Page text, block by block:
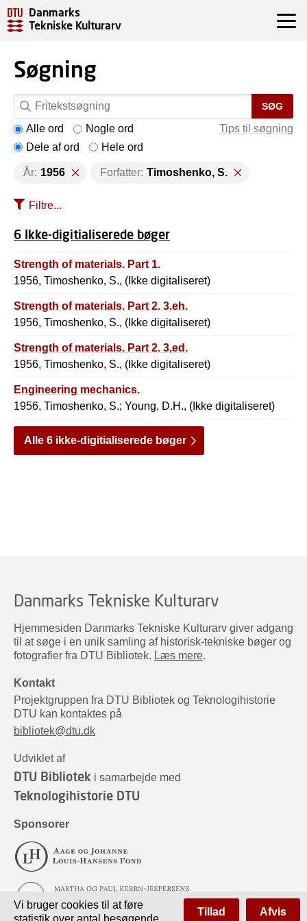
Danmarks
Tekniske Kulturarv
Søgning
SØG
Tips til søgning
Alle ord
Nogle ord
Dele af ord
Hele ord
År: 1956 Forfatter: Timoshenko, S.
Filtre...
6 Ikke-digitialiserede bøger
Strength of materials. Part 1.
1956, Timoshenko, S., (Ikke digitaliseret)
Strength of materials. Part 2. 3.eh.
1956, Timoshenko, S., (Ikke digitaliseret)
Strength of materials. Part 2. 3,ed.
1956, Timoshenko, S., (Ikke digitaliseret)
Engineering mechanics.
1956, Timoshenko, S.; Young, D.H., (Ikke digitaliseret)
Alle 6 ikke-digitialiserede bøger
Danmarks Tekniske Kulturarv
Hjemmesiden Danmarks Tekniske Kulturarv giver adgang
til at søge i en unik samling af historisk-tekniske bøger og
fotografier fra DTU Bibliotek. Læs mere.
Kontakt
Projektgruppen fra DTU Bibliotek og Teknologihistorie
DTU kan kontaktes på
bibliotek@dtu.dk
Udviklet af
DTU Bibliotek i samarbejde med
Teknologihistorie DTU
Sponsorer
Vi bruger cookies til at føre
statistik over antal besøgende
Tillad Afvis